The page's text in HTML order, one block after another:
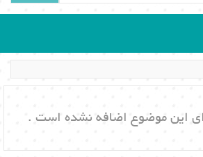
این موضوع اضافه نشده است .